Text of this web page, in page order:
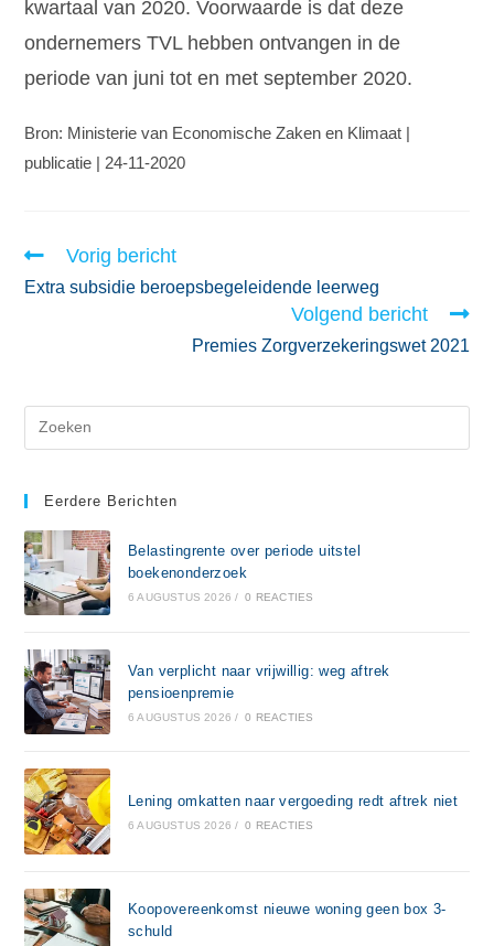
kwartaal van 2020. Voorwaarde is dat deze
ondernemers TVL hebben ontvangen in de
periode van juni tot en met september 2020.
Bron: Ministerie van Economische Zaken en Klimaat |
publicatie | 24-11-2020
Vorig bericht
Extra subsidie beroepsbegeleidende leerweg
Volgend bericht
Premies Zorgverzekeringswet 2021
Eerdere Berichten
Belastingrente over periode uitstel
boekenonderzoek
6 AUGUSTUS 2026 / 0 REACTIES
Van verplicht naar vrijwillig: weg aftrek
pensioenpremie
6 AUGUSTUS 2026 / 0 REACTIES
Lening omkatten naar vergoeding redt aftrek niet
6 AUGUSTUS 2026 / 0 REACTIES
Koopovereenkomst nieuwe woning geen box 3-
schuld